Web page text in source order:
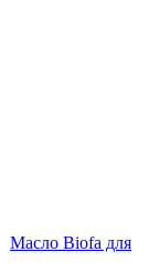
Масло Biofa для